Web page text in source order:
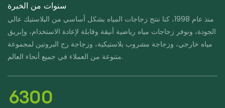
سنوات من الخبرة
منذ عام 1998، كنا ننتج زجاجات المياه بشكل أساسي من البلاستيك عالي
الجودة، ونوفر زجاجات مياه رياضية أنيقة وقابلة لإعادة الاستخدام، وإبريق
مياه خارجي، وزجاجة مشروب بلاستيكية، وزجاجة رج البروتين لمجموعة
متنوعة من العملاء في جميع أنحاء العالم.
6300